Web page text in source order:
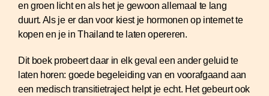
en groen licht en als het je gewoon allemaal te lang
duurt. Als je er dan voor kiest je hormonen op internet te
kopen en je in Thailand te laten opereren.
Dit boek probeert daar in elk geval een ander geluid te
laten horen: goede begeleiding van en voorafgaand aan
een medisch transitietraject helpt je echt. Het gebeurt ook